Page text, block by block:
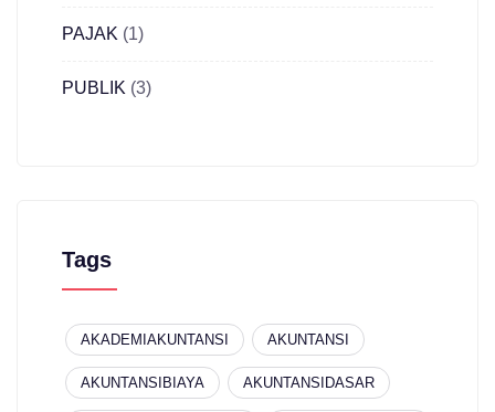
PAJAK (1)
PUBLIK (3)
Tags
AKADEMIAKUNTANSI AKUNTANSI
AKUNTANSIBIAYA AKUNTANSIDASAR